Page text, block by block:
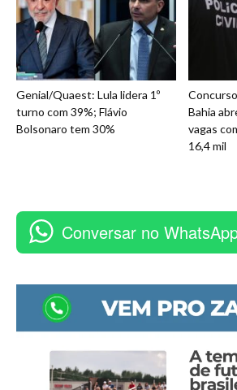
Genial/Quaest: Lula lidera 1º
turno com 39%; Flávio
Bolsonaro tem 30%
Bahia
vagas
16,4 mil
Conversar no